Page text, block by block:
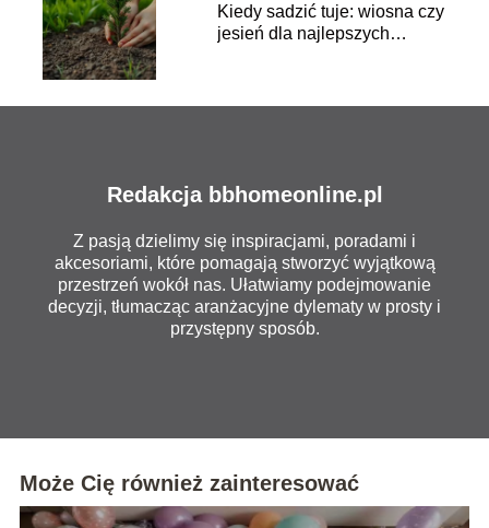
Kiedy sadzić tuje: wiosna czy
jesień dla najlepszych
Redakcja bbhomeonline.pl
Z pasją dzielimy się inspiracjami, poradami i
akcesoriami, które pomagają stworzyć wyjątkową
przestrzeń wokół nas. Ułatwiamy podejmowanie
decyzji, tłumacząc aranżacyjne dylematy w prosty i
przystępny sposób.
Może Cię również zainteresować